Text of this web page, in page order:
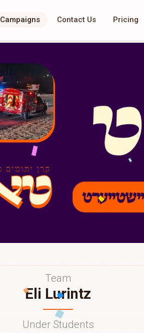
Campaigns Contact Us Pricing
Team
Eli Lurintz
Under Students